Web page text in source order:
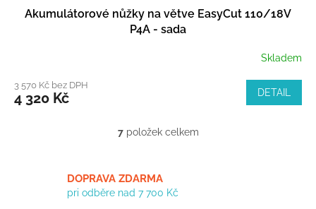
Akumulátorové nůžky na větve EasyCut 110/18V
P4A - sada
Skladem
3 570 Kč bez DPH
4 320 Kč DETAIL
O
á
d
7položek celkem
DOPRAVA ZDARMA
pri odběre nad 7 700 Kč